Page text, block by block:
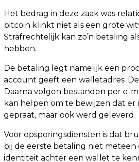
Het bedrag in deze zaak was
bitcoin klinkt niet als een grote
Strafrechtelijk kan zo’n betaling
hebben.
De betaling legt namelijk een
account geeft een walletadres.
Daarna volgen bestanden per e-
kan helpen om te bewijzen dat er
gepraat, maar ook werd geleverd.
Voor opsporingsdiensten is dat
bij de eerste betaling niet meteen
identiteit achter een wallet te